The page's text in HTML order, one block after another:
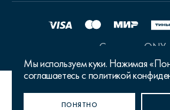
ДА, ВЕРНО
Мы используем куки. Нажимая
соглашаетесь с политикой
ПОНЯТНО
Сделано в ONY